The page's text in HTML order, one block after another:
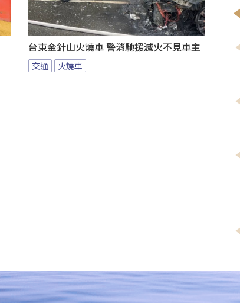
台東金針山火燒車 警消馳援滅火不見車主
交通 火燒車